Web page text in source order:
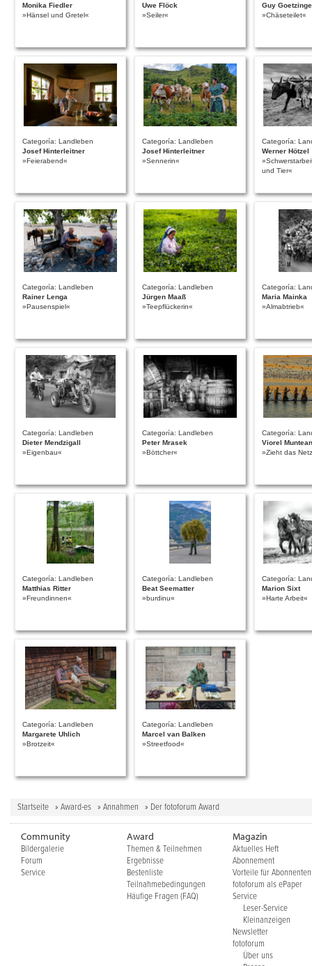
Monika Fiedler
»Hänsel und Gretel«
Uwe Flöck
»Seiler«
Guy
»Chäseteilet«
Categoría: Landleben
Josef Hinterleitner
»Feierabend«
Categoría: Landleben
Josef Hinterleitner
»Sennerin«
Categoría:
Werner Hötzel
und Tier«
Categoría: Landleben
Rainer Lenga
»Pausenspiel«
Categoría: Landleben
Jürgen Maaß
»Teepflückerin«
Categoría:
Maria Mainka
»Almabtrieb«
Categoría: Landleben
Dieter Mendzigall
»Eigenbau«
Categoría: Landleben
Peter Mrasek
»Böttcher«
Categoría:
Viorel
»Zieht das
Categoría: Landleben
Matthias Ritter
»Freundinnen«
Categoría: Landleben
Beat Seematter
»burdinu«
Categoría:
Marion Sixt
»Harte Arbeit«
Categoría: Landleben
Margarete Uhlich
»Brotzeit«
Categoría: Landleben
Marcel van Balken
»Streetfood«
Startseite » Award-es » Annahmen » Der fotoforum Award
Community
Bildergalerie
Forum
Service
Award
Themen & Teilnehmen
Ergebnisse
Bestenliste
Teilnahmebedingungen
Häufige Fragen (FAQ)
Magazin
Aktuelles Heft
Abonnement
Vorteile für Abonnenten
fotoforum als ePaper
Service
Leser-Service
Kleinanzeigen
Newsletter
fotoforum
Über uns